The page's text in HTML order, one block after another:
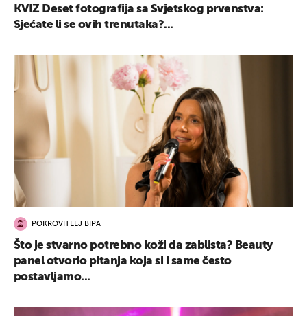
KVIZ Deset fotografija sa Svjetskog prvenstva:
Sjećate li se ovih trenutaka?...
POKROVITELJ BIPA
Što je stvarno potrebno koži da zablista? Beauty
panel otvorio pitanja koja si i same često
postavljamo...